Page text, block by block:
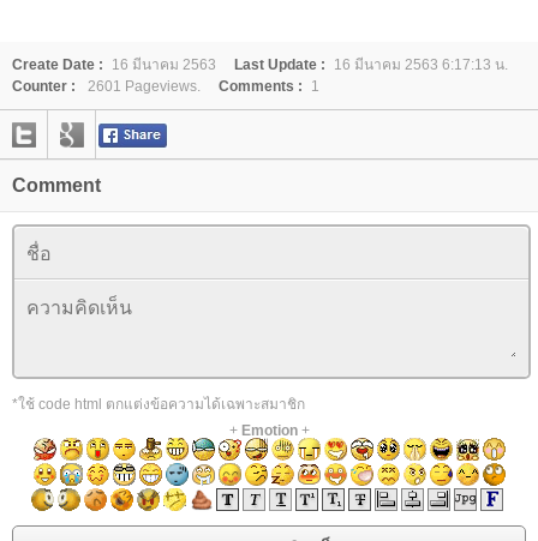
Create Date : 16 มีนาคม 2563 Last Update :
16 มีนาคม 2563 6:17:13 น.
Counter :
2601 Pageviews. Comments : 1
Comment
*ใช้ code html ตกแต่งข้อความได้เฉพาะสมาชิก
+ Emotion+